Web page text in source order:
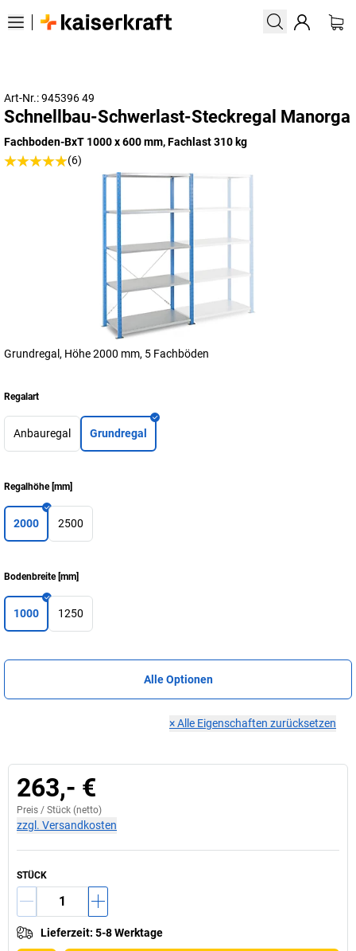
Art-Nr.: 945396 49
Schnellbau-Schwerlast-Steckregal Manorga
Fachboden-BxT 1000 x 600 mm, Fachlast 310 kg
(6)
Grundregal, Höhe 2000 mm, 5 Fachböden
Regalart
Anbauregal Grundregal
Regalhöhe[mm]
2000 2500
Bodenbreite[mm]
1000 1250
Alle Optionen
×Alle Eigenschaften zurücksetzen
263,- €
Preis / Stück (netto)
zzgl. Versandkosten
STÜCK
Lieferzeit: 5-8 Werktage